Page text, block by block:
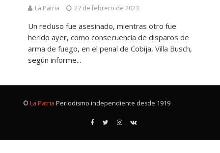
La Patria 27 de febrero de 2023
Un recluso fue asesinado, mientras otro fue
herido ayer, como consecuencia de disparos de
arma de fuego, en el penal de Cobija, Villa Busch,
según informe...
© La Patria Periodismo independiente desde 1919